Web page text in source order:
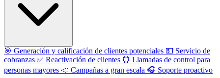
🎯 Generación y calificación de clientes potenciales 💵 Servicio de
cobranzas ✅ Reactivación de clientes ⏰ Llamadas de control para
personas mayores 📣 Campañas a gran escala 🎧 Soporte proactivo